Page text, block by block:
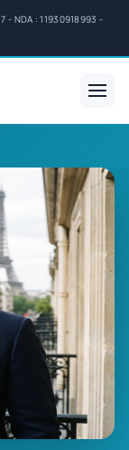
- NDA : 11930918993 -